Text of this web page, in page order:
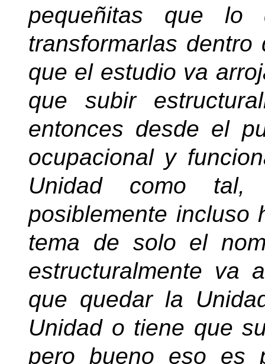
pequeñitas que
transformarlas
que el estudio va
que subir
entonces desde el
ocupacional y
Unidad como
posiblemente incluso
tema de solo el
estructuralmente va
que quedar la
Unidad o tiene que
pero bueno eso es